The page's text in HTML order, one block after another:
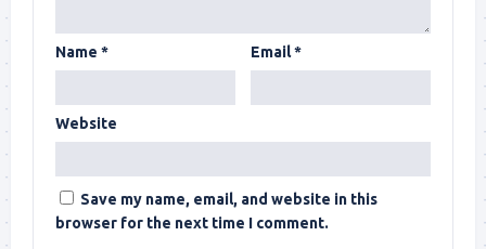
Name * Email*
Website
Save my name, email, and website in this
browser for the next time I comment.